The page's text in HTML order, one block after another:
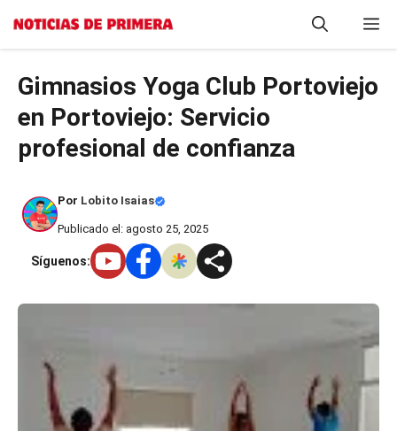
Saltar
Gimnasios Yoga Club Portoviejo
en Portoviejo: Servicio
profesional de confianza
Por Lobito Isaias
Publicado el: agosto 25, 2025
Síguenos: